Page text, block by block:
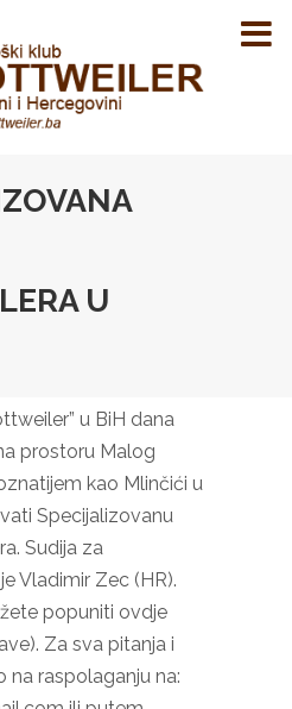
U
u BiH dana
prostoru Malog
kao Mlinčići u
Specijalizovanu
Sudija za
Vladimir Zec (HR).
popuniti ovdje
Za sva pitanja i
na raspolaganju na: